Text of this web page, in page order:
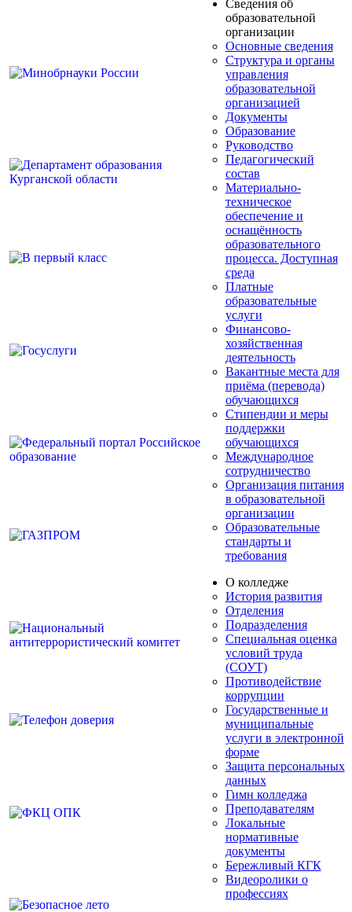
Сведения об
образовательной
организации
Основные сведения
Структура и органы
управления
образовательной
организацией
Документы
Образование
Руководство
Педагогический
состав
Материально-
техническое
обеспечение и
оснащённость
образовательного
процесса. Доступная
среда
Платные
образовательные
услуги
Финансово-
хозяйственная
деятельность
Вакантные места для
приёма (перевода)
обучающихся
Стипендии и меры
поддержки
обучающихся
Международное
сотрудничество
Организация питания
в образовательной
организации
Образовательные
стандарты и
требования
О колледже
История развития
Отделения
Подразделения
Специальная оценка
условий труда
(СОУТ)
Противодействие
коррупции
Государственные и
муниципальные
услуги в электронной
форме
Защита персональных
данных
Гимн колледжа
Преподавателям
Локальные
нормативные
документы
Бережливый КГК
Видеоролики о
профессиях